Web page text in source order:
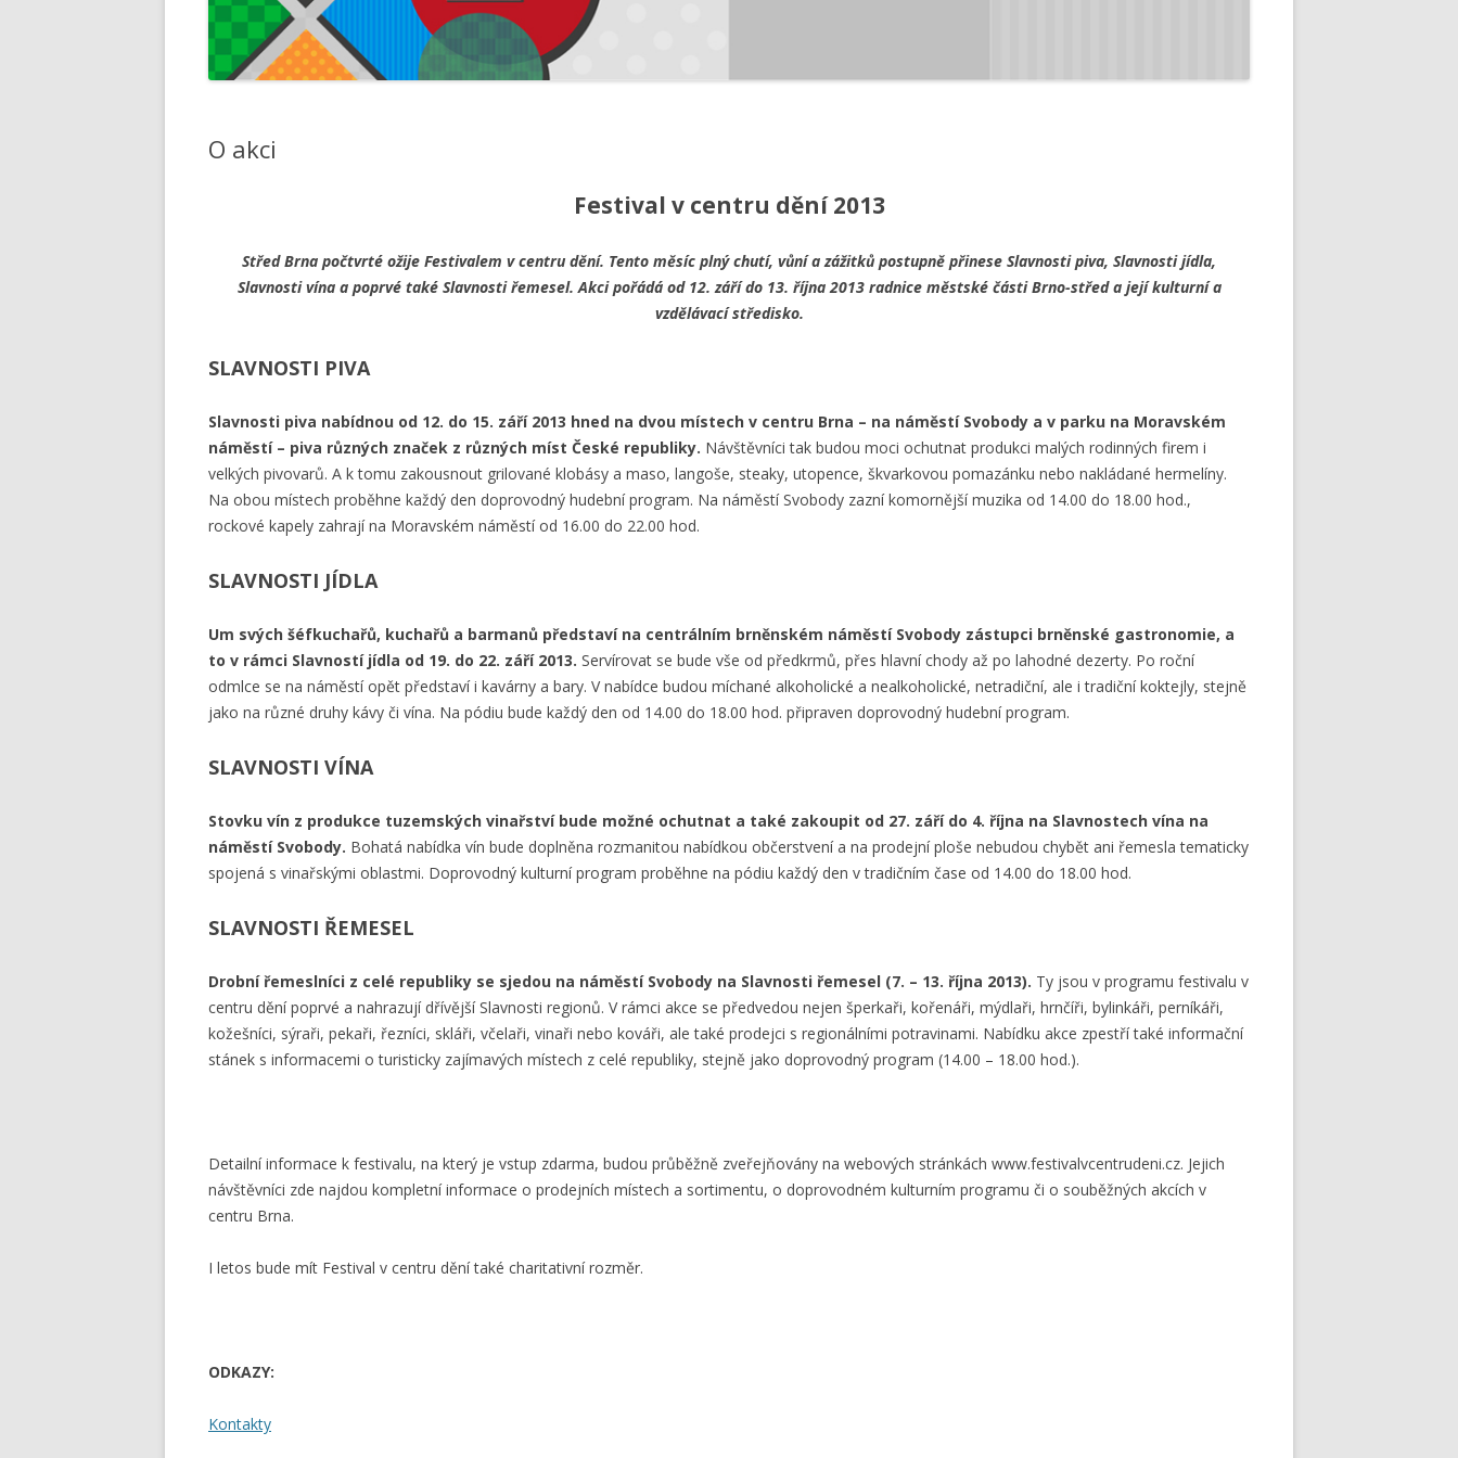
O akci
Festival v centru dění 2013
Střed Brna počtvrté ožije Festivalem v centru dění. Tento měsíc plný chutí, vůní a zážitků postupně přinese Slavnosti piva, Slavnosti jídla,
Slavnosti vína a poprvé také Slavnosti řemesel. Akci pořádá od 12. září do 13. října 2013 radnice městské části Brno-střed a její kulturní a
vzdělávací středisko.
SLAVNOSTI PIVA
Slavnosti piva nabídnou od 12. do 15. září 2013 hned na dvou místech v centru Brna – na náměstí Svobody a v parku na Moravském
náměstí – piva různých značek z různých míst České republiky. Návštěvníci tak budou moci ochutnat produkci malých rodinných firem i
velkých pivovarů. A k tomu zakousnout grilované klobásy a maso, langoše, steaky, utopence, škvarkovou pomazánku nebo nakládané hermelíny.
Na obou místech proběhne každý den doprovodný hudební program. Na náměstí Svobody zazní komornější muzika od 14.00 do 18.00 hod.,
rockové kapely zahrají na Moravském náměstí od 16.00 do 22.00 hod.
SLAVNOSTI JÍDLA
Um svých šéfkuchařů, kuchařů a barmanů představí na centrálním brněnském náměstí Svobody zástupci brněnské gastronomie, a
to v rámci Slavností jídla od 19. do 22. září 2013. Servírovat se bude vše od předkrmů, přes hlavní chody až po lahodné dezerty. Po roční
odmlce se na náměstí opět představí i kavárny a bary. V nabídce budou míchané alkoholické a nealkoholické, netradiční, ale i tradiční koktejly, stejně
jako na různé druhy kávy či vína. Na pódiu bude každý den od 14.00 do 18.00 hod. připraven doprovodný hudební program.
SLAVNOSTI VÍNA
Stovku vín z produkce tuzemských vinařství bude možné ochutnat a také zakoupit od 27. září do 4. října na Slavnostech vína na
náměstí Svobody. Bohatá nabídka vín bude doplněna rozmanitou nabídkou občerstvení a na prodejní ploše nebudou chybět ani řemesla tematicky
spojená s vinařskými oblastmi. Doprovodný kulturní program proběhne na pódiu každý den v tradičním čase od 14.00 do 18.00 hod.
SLAVNOSTI ŘEMESEL
Drobní řemeslníci z celé republiky se sjedou na náměstí Svobody na Slavnosti řemesel (7. – 13. října 2013). Ty jsou v programu festivalu v
centru dění poprvé a nahrazují dřívější Slavnosti regionů. V rámci akce se předvedou nejen šperkaři, kořenáři, mýdlaři, hrnčíři, bylinkáři, perníkáři,
kožešníci, sýraři, pekaři, řezníci, skláři, včelaři, vinaři nebo kováři, ale také prodejci s regionálními potravinami. Nabídku akce zpestří také informační
stánek s informacemi o turisticky zajímavých místech z celé republiky, stejně jako doprovodný program (14.00 – 18.00 hod.).
Detailní informace k festivalu, na který je vstup zdarma, budou průběžně zveřejňovány na webových stránkách www.festivalvcentrudeni.cz. Jejich
návštěvníci zde najdou kompletní informace o prodejních místech a sortimentu, o doprovodném kulturním programu či o souběžných akcích v
centru Brna.
I letos bude mít Festival v centru dění také charitativní rozměr.
ODKAZY:
Kontakty